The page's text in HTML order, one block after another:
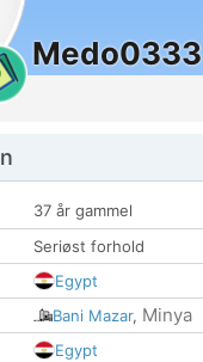
Medo0333
37 år gammel
Seriøst forhold
Egypt
Bani Mazar, Minya
Egypt